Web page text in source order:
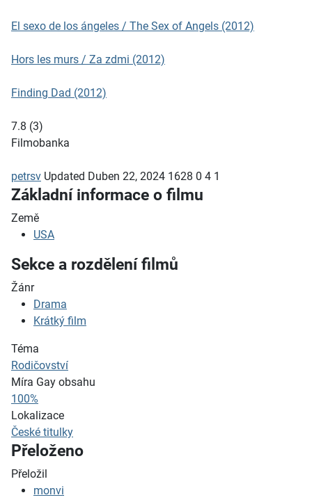
El sexo de los ángeles / The Sex of Angels (2012)
Hors les murs / Za zdmi (2012)
Finding Dad (2012)
7.8 (3)
Filmobanka
petrsv Updated Duben 22, 2024 1628 0 4 1
Základní informace o filmu
Země
USA
Sekce a rozdělení filmů
Žánr
Drama
Krátký film
Téma
Rodičovství
Míra Gay obsahu
100%
Lokalizace
České titulky
Přeloženo
Přeložil
monvi